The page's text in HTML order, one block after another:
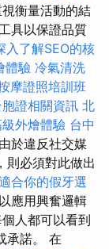
衡量活動的結
具以保證品質
入了解SEO的核
體驗 冷氣清洗
摩證照培訓班
胞證相關資訊 北
外燴體驗 台中
於違反社交媒
則必須對此做出
合你的假牙選
應用興奮邏輯
人都可以看到
承諾。 在